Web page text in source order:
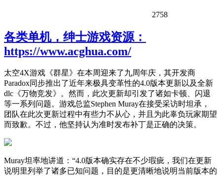
2758
各类单机，绅士游戏资源：
https://www.acghua.com/
太空4X游戏《群星》在本周迎来了九周年庆，其开发商
Paradox同步推出了近年来极具变革性的4.0版本更新以及全新
dlc《万物竞发》。然而，此次更新却引发了诸如卡顿、闪退
等一系列问题。游戏总监Stephen Muray在接受采访时坦承，
团队在此次更新过程中有些力不从心，并且为此辜负玩家期望
而致歉。不过，他坚持认为准时发布补丁是正确的决策。
Muray坦率地讲道：“4.0版本确实存在不少瑕疵，我们在更新
说明里列举了诸多已知问题，目的是更清晰地说明当前版本的